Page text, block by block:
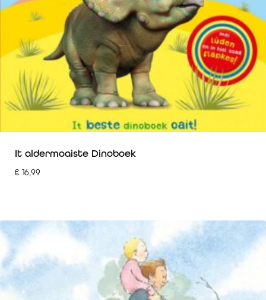
It aldermoaiste Dinoboek
€ 16,99